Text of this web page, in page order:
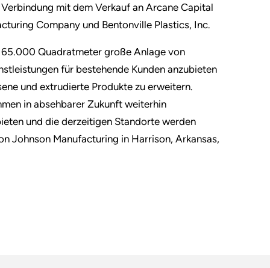
mit dem Verkauf an Arcane Capital
Company und Bentonville Plastics, Inc.
Quadratmeter große Anlage von
für bestehende Kunden anzubieten
und extrudierte Produkte zu erweitern.
in absehbarer Zukunft weiterhin
und die derzeitigen Standorte werden
Johnson Manufacturing in Harrison, Arkansas,